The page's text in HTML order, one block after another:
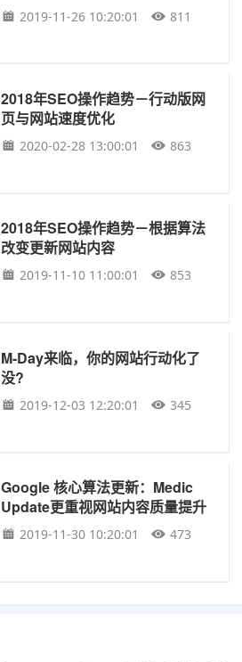
2019-11-26 10:20:01 811
2018年SEO操作趋势－行动版网
页与网站速度优化
2020-02-28 13:00:01 863
2018年SEO操作趋势－根据算法
改变更新网站内容
2019-11-10 11:00:01 853
M-Day来临，你的网站行动化了
没?
2019-12-03 12:20:01 345
Google 核心算法更新：Medic
Update更重视网站内容质量提升
2019-11-30 10:20:01 473